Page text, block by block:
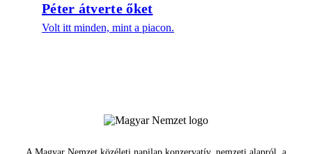
Péter átverte őket
Volt itt minden, mint a piacon.